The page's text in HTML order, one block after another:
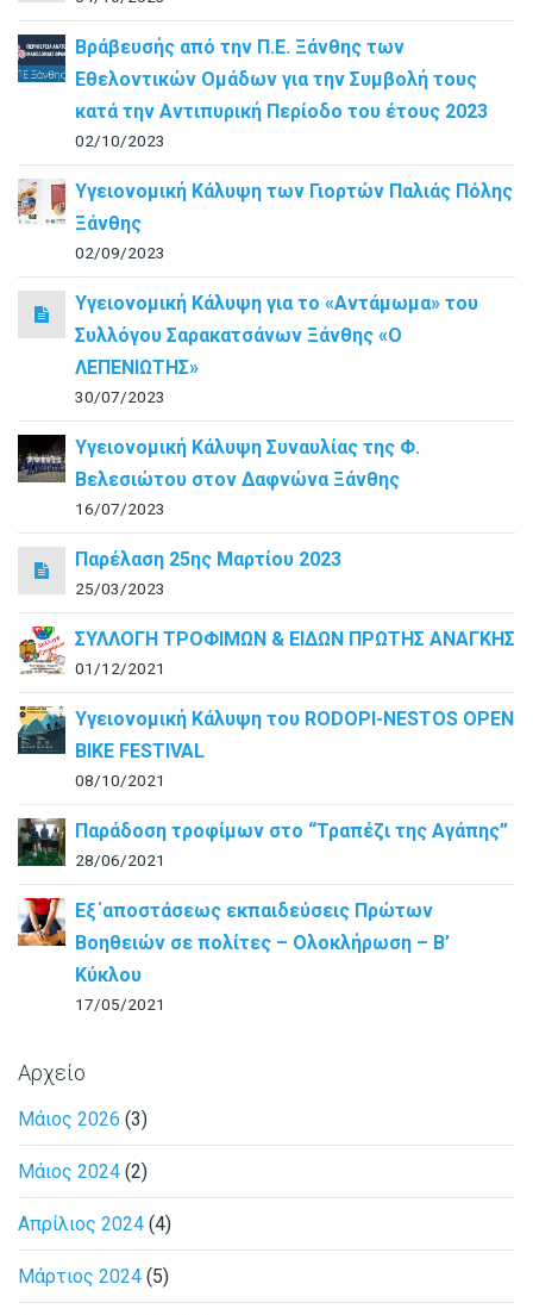
Βράβευσής από την Π.Ε. Ξάνθης των
Εθελοντικών Ομάδων για την Συμβολή τους
κατά την Αντιπυρική Περίοδο του έτους 2023
02/10/2023
Υγειονομική Κάλυψη των Γιορτών Παλιάς Πόλης
Ξάνθης
02/09/2023
Υγειονομική Κάλυψη για το «Αντάμωμα» του
Συλλόγου Σαρακατσάνων Ξάνθης «Ο
ΛΕΠΕΝΙΩΤΗΣ»
30/07/2023
Υγειονομική Κάλυψη Συναυλίας της Φ.
Βελεσιώτου στον Δαφνώνα Ξάνθης
16/07/2023
Παρέλαση 25ης Μαρτίου 2023
25/03/2023
ΣΥΛΛΟΓΗ ΤΡΟΦΙΜΩΝ & ΕΙΔΩΝ ΠΡΩΤΗΣ ΑΝΑΓΚΗΣ
01/12/2021
Υγειονομική Κάλυψη του RODOPI-NESTOS OPEN
BIKE FESTIVAL
08/10/2021
Παράδοση τροφίμων στο “Τραπέζι της Αγάπης”
28/06/2021
Εξ΄αποστάσεως εκπαιδεύσεις Πρώτων
Βοηθειών σε πολίτες – Ολοκλήρωση – B’
Κύκλου
17/05/2021
Αρχείο
Μάιος 2026 (3)
Μάιος 2024 (2)
Απρίλιος 2024 (4)
Μάρτιος 2024 (5)